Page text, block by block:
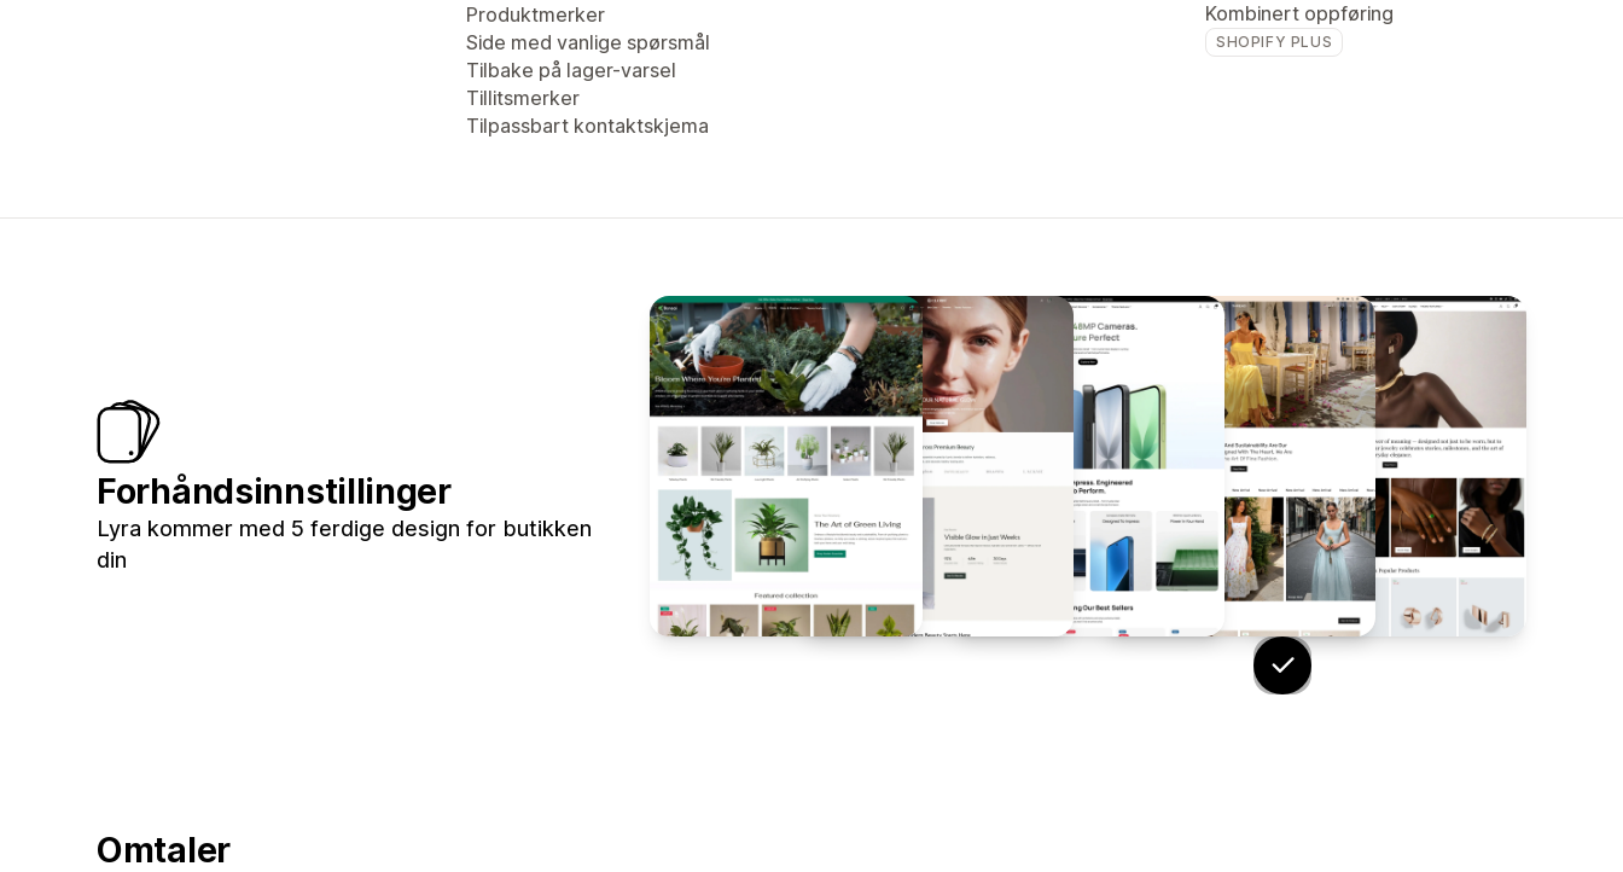
Produktmerker
Side med vanlige spørsmål
Tilbake på lager-varsel
Tillitsmerker
Tilpassbart kontaktskjema
Kombinert oppføring
SHOPIFY PLUS
Forhåndsinnstillinger
Lyra kommer med 5 ferdige design for butikken
din
Omtaler